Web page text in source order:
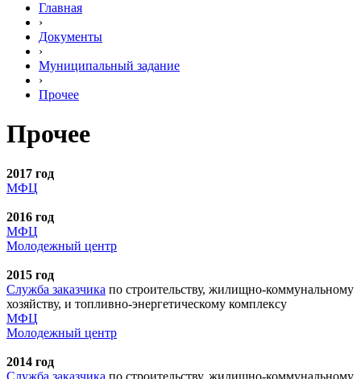
Главная
›
Документы
›
Муниципальный задание
›
Прочее
Прочее
2017 год
МФЦ
2016 год
МФЦ
Молодежный центр
2015 год
Служба заказчика по строительству, жилищно-коммунальному
хозяйству, и топливно-энергетическому комплексу
МФЦ
Молодежный центр
2014 год
Служба заказчика по строительству, жилищно-коммунальному